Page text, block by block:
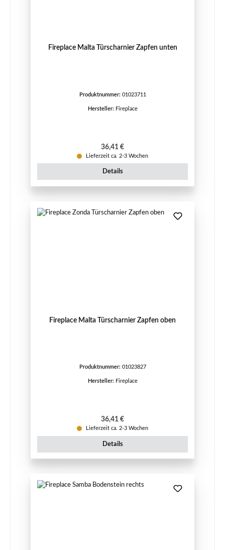
Fireplace Malta Türscharnier Zapfen unten
Produktnummer: 01023711
Hersteller: Fireplace
Regulärer Preis:
36,41 €
Lieferzeit ca. 2-3 Wochen
Details
Fireplace Malta Türscharnier Zapfen oben
Produktnummer: 01023827
Hersteller: Fireplace
Regulärer Preis:
36,41 €
Lieferzeit ca. 2-3 Wochen
Details